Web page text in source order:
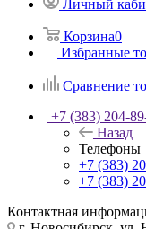
Личный
Корзина0
Избранные
Сравнение
+7 (383) 204-
Назад
Телефоны
+7 (383)
+7 (383)
Контактная